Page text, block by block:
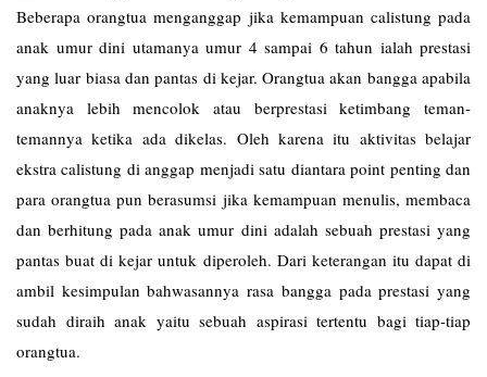
Beberapa orangtua menganggap jika kemampuan calistung pada
anak umur dini utamanya umur 4 sampai 6 tahun ialah prestasi
yang luar biasa dan pantas di kejar. Orangtua akan bangga apabila
anaknya lebih mencolok atau berprestasi ketimbang teman-
temannya ketika ada dikelas. Oleh karena itu aktivitas belajar
ekstra calistung di anggap menjadi satu diantara point penting dan
para orangtua pun berasumsi jika kemampuan menulis, membaca
dan berhitung pada anak umur dini adalah sebuah prestasi yang
pantas buat di kejar untuk diperoleh. Dari keterangan itu dapat di
ambil kesimpulan bahwasannya rasa bangga pada prestasi yang
sudah diraih anak yaitu sebuah aspirasi tertentu bagi tiap-tiap
orangtua.